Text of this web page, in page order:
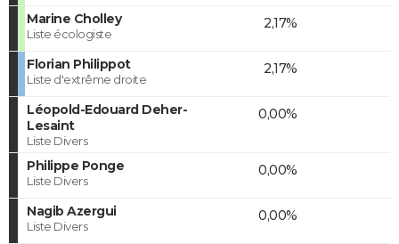
Marine Cholley
Liste écologiste
2,17%
Florian Philippot
Liste d'extrême droite
2,17%
Léopold-Edouard Deher-
Lesaint
Liste Divers
0,00%
Philippe Ponge
Liste Divers
0,00%
Nagib Azergui
Liste Divers
0,00%